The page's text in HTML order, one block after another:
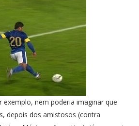
exemplo, nem poderia imaginar que
depois dos amistosos (contra